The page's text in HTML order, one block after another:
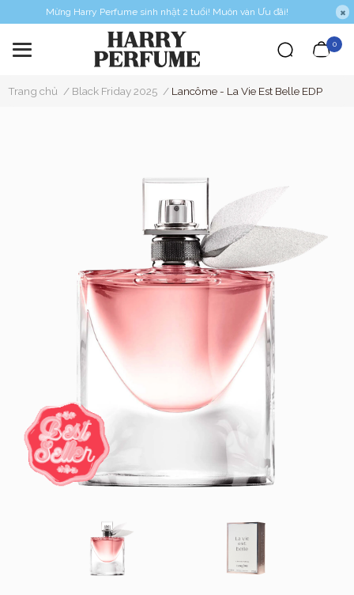
Mừng Harry Perfume sinh nhật 2 tuổi! Muôn vàn Ưu đãi!
0
Trang chủ / Black Friday 2025 / Lancôme - La Vie Est Belle EDP